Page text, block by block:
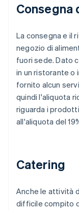
Consegna
La consegna e il
negozio di
fuori sede. Dato
in un ristorante o
fornito alcun
quindi l'aliquota
riguarda i
all'aliquota del
Catering
Anche le attività
difficile compito